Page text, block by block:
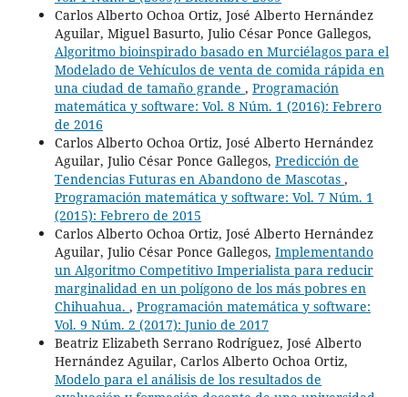
Carlos Alberto Ochoa Ortiz, José Alberto Hernández
Aguilar, Miguel Basurto, Julio César Ponce Gallegos,
Algoritmo bioinspirado basado en Murciélagos para el
Modelado de Vehículos de venta de comida rápida en
una ciudad de tamaño grande , Programación
matemática y software: Vol. 8 Núm. 1 (2016): Febrero
de 2016
Carlos Alberto Ochoa Ortiz, José Alberto Hernández
Aguilar, Julio César Ponce Gallegos, Predicción de
Tendencias Futuras en Abandono de Mascotas ,
Programación matemática y software: Vol. 7 Núm. 1
(2015): Febrero de 2015
Carlos Alberto Ochoa Ortiz, José Alberto Hernández
Aguilar, Julio César Ponce Gallegos, Implementando
un Algoritmo Competitivo Imperialista para reducir
marginalidad en un polígono de los más pobres en
Chihuahua. , Programación matemática y software:
Vol. 9 Núm. 2 (2017): Junio de 2017
Beatriz Elizabeth Serrano Rodríguez, José Alberto
Hernández Aguilar, Carlos Alberto Ochoa Ortiz,
Modelo para el análisis de los resultados de